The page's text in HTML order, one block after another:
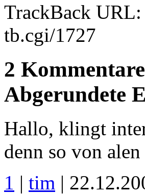
TrackBack
tb.cgi/1727
2
Abgerundete
Hallo, klingt
denn so von
1 | tim |